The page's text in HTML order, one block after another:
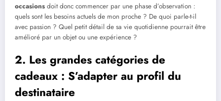
occasions doit donc commencer par une phase d’observation :
quels sont les besoins actuels de mon proche ? De quoi parle-t-il
avec passion ? Quel petit détail de sa vie quotidienne pourrait être
amélioré par un objet ou une expérience ?
2. Les grandes catégories de
cadeaux : S’adapter au profil du
destinataire